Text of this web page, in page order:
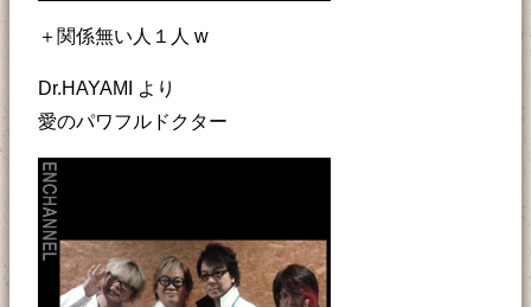
＋関係無い人１人 w
Dr.HAYAMI より
愛のパワフルドクター